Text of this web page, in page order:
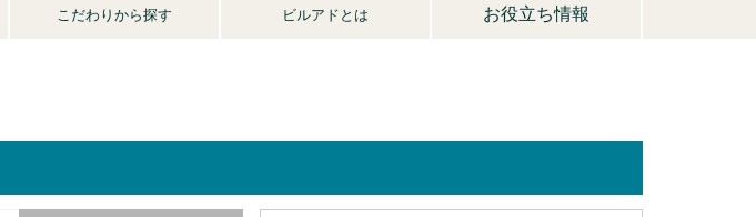
こだわりから探す ビルアドとは お役立ち情報